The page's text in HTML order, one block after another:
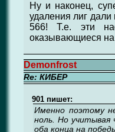
Ну и наконец,
удаления лиг дали
566! Т.е. эти
оказывающиеся
Demonfrost
Re: КИБЕР
901 пишет:
Именно поэтому
ноль. Но учитывая
оба конца на